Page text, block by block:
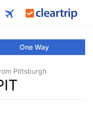
One Way
Pittsburgh